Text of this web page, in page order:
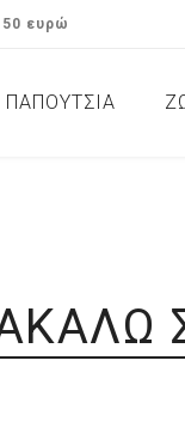
ευρώ
ΠΑΠΟΥΤΣΙΑ